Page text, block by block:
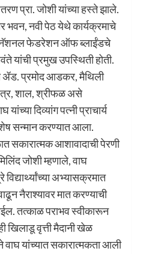
प्रा. जोशी यांच्या हस्ते झाले.
भवन, नवी पेठ येथे कार्यक्रमाचे
फेडरेशन ऑफ ब्लाईंडचे
यांची प्रमुख उपस्थिती होती.
प्रमोद आडकर, मैथिली
शाल, श्रीफळ असे
दिव्यांग पत्नी प्राचार्य
सन्मान करण्यात आला.
सकारात्मक आशावादाची पेरणी
जोशी म्हणाले, वाघ
विद्यार्थ्यांच्या अभ्यासक्रमात
नैराश्यावर मात करण्याची
तत्काळ पराभव स्वीकारून
वृत्ती मैदानी खेळ
वाघ यांच्यात सकारात्मकता आली